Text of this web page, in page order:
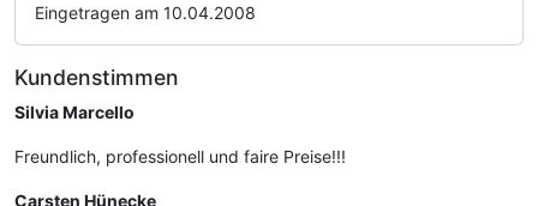
Eingetragen am 10.04.2008
Kundenstimmen
Silvia Marcello
Freundlich, professionell und faire Preise!!!
Carsten Hünecke